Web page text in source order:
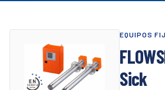
EQUIPOS
Sick